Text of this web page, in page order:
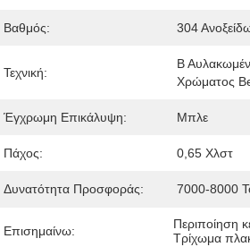
Βαθμός: 304
Τεχνική:
Β
Χρώματος
Έγχρωμη Επικάλυψη: Μπλε
Πάχος: 0,65 Χλστ
Δυνατότητα Προσφοράς: 7000-8000
Επισημαίνω: Περιποίηση
Τρίχωμα